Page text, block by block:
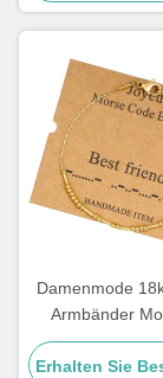
Damenmode
Armbänder
Armband
Erhalten Sie